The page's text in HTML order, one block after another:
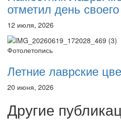
отметил день
12 июля, 2026
Фотолетопись
Летние лаврские
20 июня, 2026
Другие